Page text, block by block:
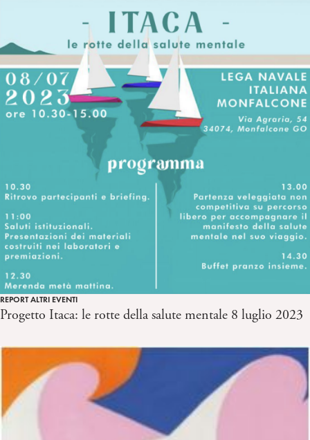
REPORT ALTRI EVENTI
Progetto Itaca: le rotte della salute mentale 8 luglio 2023